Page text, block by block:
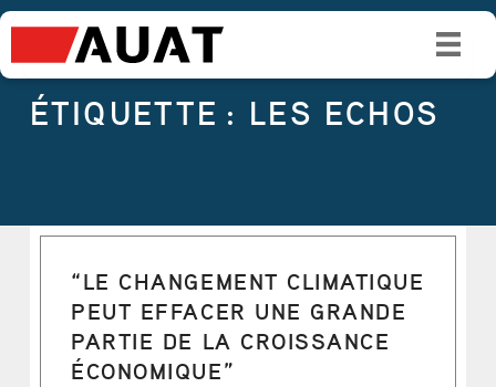
ÉTIQUETTE : LES ECHOS
I
E
T
E
“LE CHANGEMENT CLIMATIQUE
PEUT EFFACER UNE GRANDE
PARTIE DE LA CROISSANCE
ÉCONOMIQUE”